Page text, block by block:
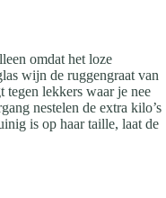
omdat het loze
wijn de ruggengraat van
tegen lekkers waar je nee
nestelen de extra kilo’s
is op haar taille, laat de